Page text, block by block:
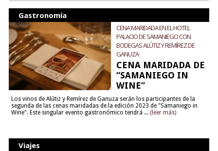
Gastronomía
CENA MARIDADA EN EL HOTEL
PALACIO DE SAMANIEGO CON
BODEGAS ALÚTIZ Y REMÍREZ DE
GANUZA
CENA MARIDADA DE
“SAMANIEGO IN
WINE”
Los vinos de Alútiz y Remírez de Ganuza serán los participantes de la
segunda de las cenas maridadas de la edición 2023 de "Samaniego in
Wine". Este singular evento gastronómico tendrá ... (leer más)
Viajes